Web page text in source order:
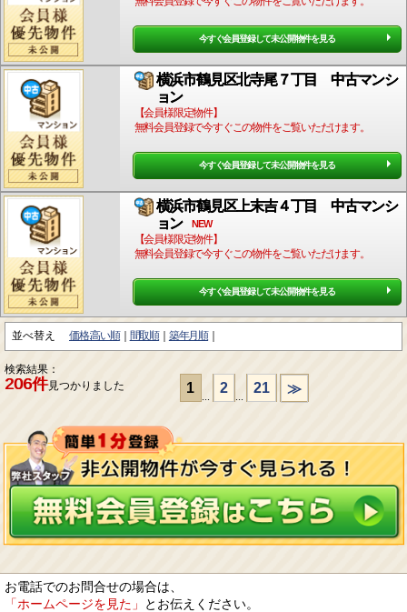
今すぐ会員登録して未公開物件を見る
横浜市鶴見区北寺尾７丁目 中古マンシ
ョン
【会員様限定物件】
無料会員登録で今すぐこの物件をご覧いただけます。
今すぐ会員登録して未公開物件を見る
横浜市鶴見区上末吉４丁目 中古マンシ
ョン
NEW
【会員様限定物件】
無料会員登録で今すぐこの物件をご覧いただけます。
今すぐ会員登録して未公開物件を見る
並べ替え 価格:高い順 間取順 築年月順
検索結果：
206件見つかりました 1
...
2
...
21 ≫
お電話でのお問合せの場合は、
「ホームページを見た」
とお伝えください。